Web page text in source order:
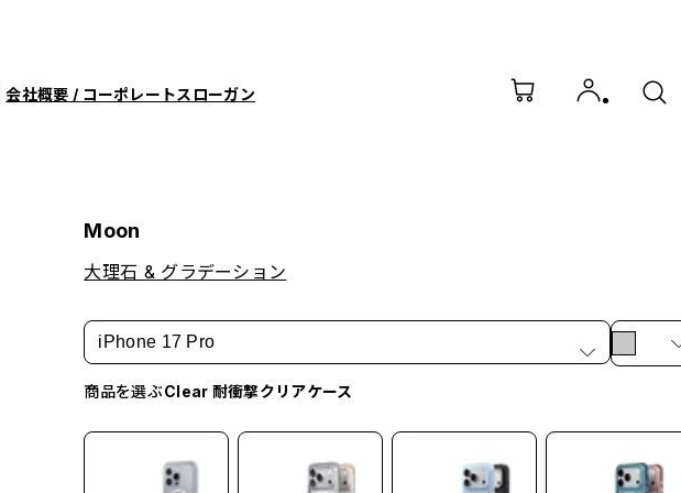
会社概要 / コーポレートスローガン
Moon
大理石 & グラデーション
iPhone 17 Pro
商品を選ぶClear 耐衝撃クリアケース